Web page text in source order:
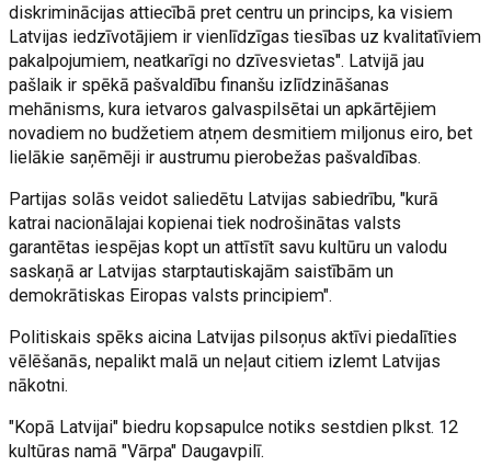
diskriminācijas attiecībā pret centru un princips, ka visiem
Latvijas iedzīvotājiem ir vienlīdzīgas tiesības uz kvalitatīviem
pakalpojumiem, neatkarīgi no dzīvesvietas". Latvijā jau
pašlaik ir spēkā pašvaldību finanšu izlīdzināšanas
mehānisms, kura ietvaros galvaspilsētai un apkārtējiem
novadiem no budžetiem atņem desmitiem miljonus eiro, bet
lielākie saņēmēji ir austrumu pierobežas pašvaldības.
Partijas solās veidot saliedētu Latvijas sabiedrību, "kurā
katrai nacionālajai kopienai tiek nodrošinātas valsts
garantētas iespējas kopt un attīstīt savu kultūru un valodu
saskaņā ar Latvijas starptautiskajām saistībām un
demokrātiskas Eiropas valsts principiem".
Politiskais spēks aicina Latvijas pilsoņus aktīvi piedalīties
vēlēšanās, nepalikt malā un neļaut citiem izlemt Latvijas
nākotni.
"Kopā Latvijai" biedru kopsapulce notiks sestdien plkst. 12
kultūras namā "Vārpa" Daugavpilī.